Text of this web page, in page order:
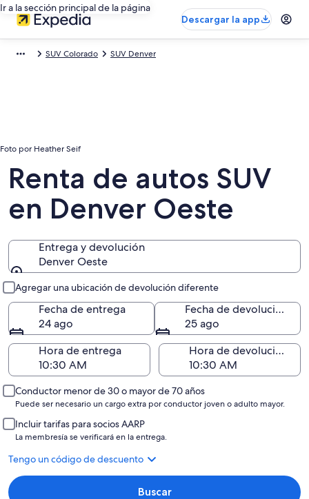
Ir a la sección principal de la página
Descargar la app
SUV Colorado SUV Denver
Foto por Heather Seif
Renta de autos SUV
en Denver Oeste
Entrega y devolución
Denver Oeste
Agregar una ubicación de devolución diferente
Fecha de entrega
24 ago
Fecha de devolución
25 ago
Hora de entrega
Hora de devolución
Conductor menor de 30 o mayor de 70 años
Puede ser necesario un cargo extra por conductor joven o adulto mayor.
Incluir tarifas para socios AARP
La membresía se verificará en la entrega.
Tengo un código de descuento
Buscar